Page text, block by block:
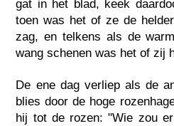
gat in het blad, keek
toen was het of ze de
zag, en telkens als de
wang schenen was het of zij
De ene dag verliep als de
blies door de hoge
hij tot de rozen: "Wie zou